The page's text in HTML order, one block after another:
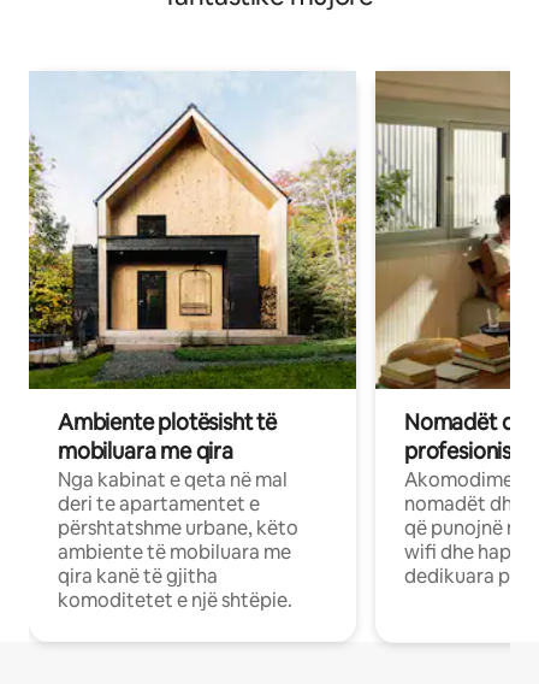
Ambiente plotësisht të
mobiluara me qira
Nga kabinat e qeta në mal
deri te apartamentet e
përshtatshme urbane, këto
ambiente të mobiluara me
qira kanë të gjitha
komoditetet e një shtëpie.
Nomadët
Akomodime
nomadët dhe
që punojnë në
wifi dhe
dedikuara